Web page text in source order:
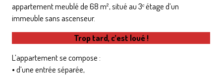
appartement meublé de 68 m², situé au 3ᵉ étage d’un
immeuble sans ascenseur.
Trop tard, c’est loué !
L’appartement se compose :
• d’une entrée séparée,